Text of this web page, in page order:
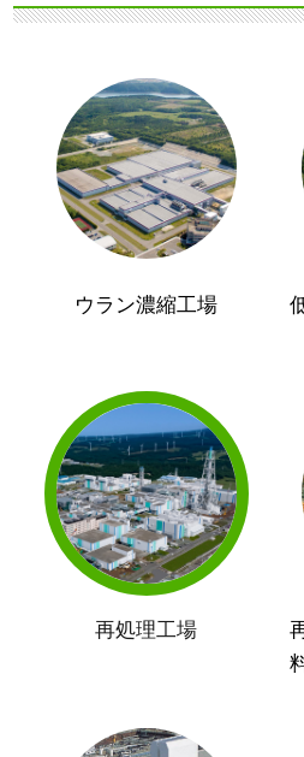
ウラン濃縮工場
再処理工場